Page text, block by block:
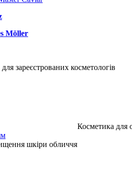
Möller
зареєстрованих косметологів
шкіри обличчя
Косметика для